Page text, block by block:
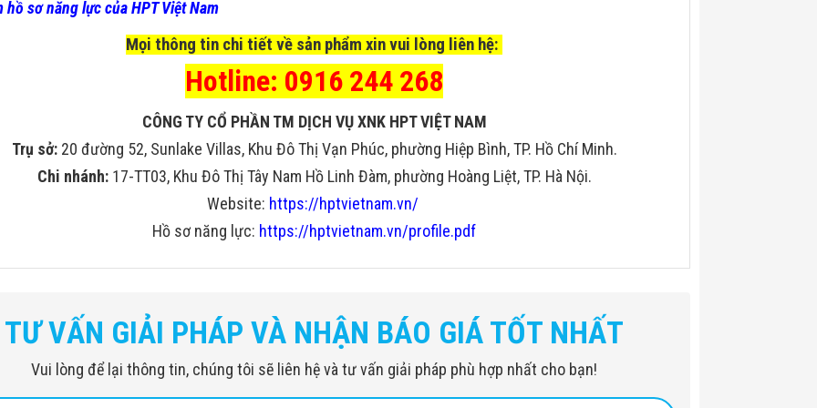
hồ sơ năng lực của HPT Việt Nam
Mọi thông tin chi tiết về sản phẩm xin vui lòng liên hệ:
Hotline: 0916 244 268
CÔNG TY CỔ PHẦN TM DỊCH VỤ XNK HPT VIỆT NAM
Trụ sở: 20 đường 52, Sunlake Villas, Khu Đô Thị Vạn Phúc, phường Hiệp Bình, TP. Hồ Chí Minh.
Chi nhánh:17-TT03, Khu Đô Thị Tây Nam Hồ Linh Đàm, phường Hoàng Liệt, TP. Hà Nội.
Website: https://hptvietnam.vn/
Hồ sơ năng lực: https://hptvietnam.vn/profile.pdf
mẫu
Bánh xe 4J x 12 "đến 12J x 20"
Bánh xe 4J x 12 "đến 12J x 24"
TƯ VẤN GIẢI PHÁP VÀ NHẬN BÁO GIÁ TỐT NHẤT
Vui lòng để lại thông tin, chúng tôi sẽ liên hệ và tư vấn giải pháp phù hợp nhất cho bạn!